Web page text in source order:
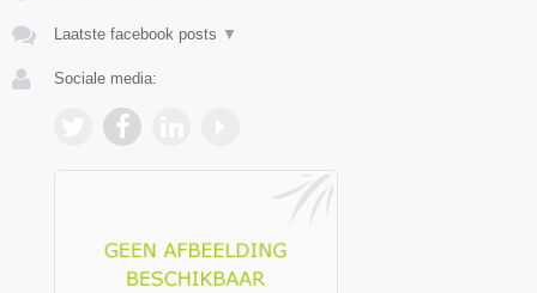
Laatste facebook posts ▼
Sociale media: